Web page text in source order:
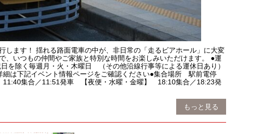
ます！ 揺れる路面電車の中が、非日常の「走るビアホール」に大変
いつもの仲間やご家族と特別な時間をお楽しみいただけます。 ●運
除く毎週月・火・木曜日 （その他沿線行事等による運休日あり）
下記イベント情報ページをご確認ください●集合場所 駅前電停
集合／11:51発車 【夜便・水曜・金曜】 18:10集合／18:23発
もっと見る